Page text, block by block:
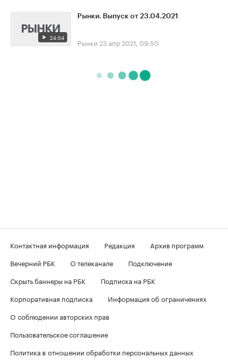
24:04
Рынки. Выпуск от 23.04.2021
Рынки 23 апр 2021, 09:50
Контактная информация Редакция
Архив программ
Вечерний РБК
О телеканале
Подключение
Скрыть баннеры на РБК
Подписка на РБК
Корпоративная подписка
Информация об ограничениях
О соблюдении авторских прав
Пользовательское соглашение
Политика в отношении обработки персональных данных